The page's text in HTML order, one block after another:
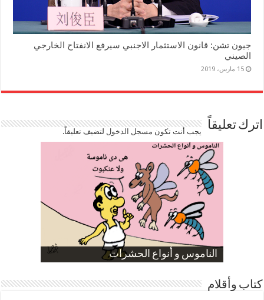
جيون تشن: قانون الاستثمار الاجنبي سيرفع الانفتاح الخارجي
الصيني
15 مارس، 2019
اترك تعليقاً يجب أنت تكون مسجل الدخوللتضيف تعليقاً.
الناموس و أنواع الحشرات
الموظفين بعد ارتفاع الأسعار
ارتفاع نسبة الطلاق في مصر
صورة كاركاتيرية
صورة كاركاتيرية
كتاب وأقلام